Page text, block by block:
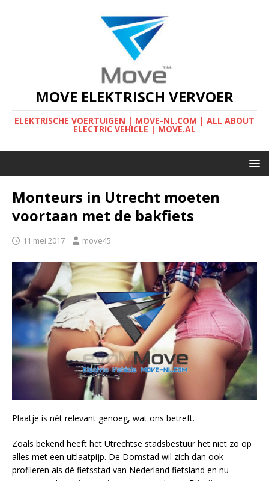
MOVE ELEKTRISCH VERVOER
ELEKTRISCHE VOERTUIGEN | MOVE-NL.COM | ALL ABOUT
ELECTRIC VEHICLE | MOVE.AL
Monteurs in Utrecht moeten
voortaan met de bakfiets
11 mei 2017 move45
Plaatje is nét relevant genoeg, wat ons betreft.
Zoals bekend heeft het Utrechtse stadsbestuur het niet zo op
alles met een uitlaatpijp. De Domstad wil zich dan ook
profileren als dé fietsstad van Nederland fietsland en nu